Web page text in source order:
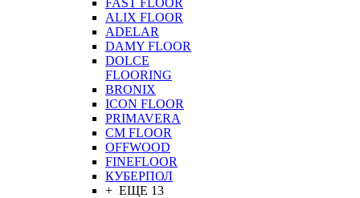
FAST FLOOR
ALIX FLOOR
ADELAR
DAMY FLOOR
DOLCE
FLOORING
BRONIX
ICON FLOOR
PRIMAVERA
CM FLOOR
OFFWOOD
FINEFLOOR
КУБЕРПОЛ
+ ЕЩЕ 13